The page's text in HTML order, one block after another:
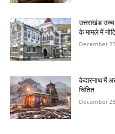
उत्तराखंड उच्च
के मामले में
December
केदारनाथ में
चिंतित
December